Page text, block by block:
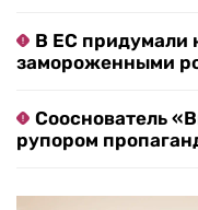
В ЕС придумали
замороженными
Сооснователь
рупором